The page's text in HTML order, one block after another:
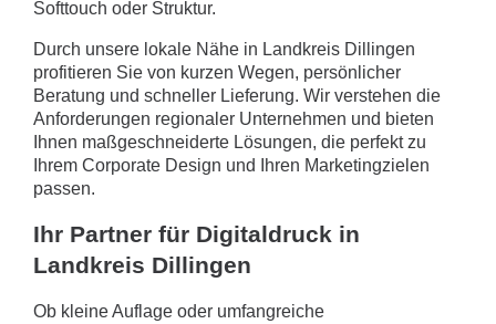
Softtouch oder Struktur.
Durch unsere lokale Nähe in Landkreis Dillingen
profitieren Sie von kurzen Wegen, persönlicher
Beratung und schneller Lieferung. Wir verstehen die
Anforderungen regionaler Unternehmen und bieten
Ihnen maßgeschneiderte Lösungen, die perfekt zu
Ihrem Corporate Design und Ihren Marketingzielen
passen.
Ihr Partner für Digitaldruck in
Landkreis Dillingen
Ob kleine Auflage oder umfangreiche